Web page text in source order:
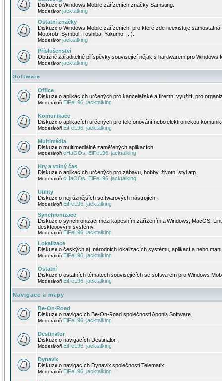
Diskuze o Windows Mobile zařízeních značky Samsung.
Moderátorjacktalking
Ostatní značky
Diskuze o Windows Mobile zařízeních, pro které zde neexistuje
Motorola, Symbol, Toshiba, Yakumo, ...).
Moderátorjacktalking
Příslušenství
Obtížně zařaditelné příspěvky související nějak s hardwarem pro Windows
Moderátorjacktalking
Software
Office
Diskuze o aplikacích určených pro kancelářské a firemní využití, pro
Moderátoři EiFeL96 jacktalking
Komunikace
Diskuze o aplikacích určených pro telefonování nebo elektronickou
Moderátoři EiFeL96 jacktalking
Multimédia
Diskuze o multimediálně zaměřených aplikacích.
Moderátoři cHaOOs EiFeL96 jacktalking
Hry a volný čas
Diskuze o aplikacích určených pro zábavu, hobby, životní styl atp.
Moderátoři cHaOOs EiFeL96 jacktalking
Utility
Diskuze o nejrůznějších softwarových nástrojích.
Moderátoři EiFeL96 jacktalking
Synchronizace
Diskuze o synchronizaci mezi kapesním zařízením a Windows, MacOS,
desktopovými systémy.
Moderátoři EiFeL96 jacktalking
Lokalizace
Diskuse o českých aj. národních lokalizacích systému, aplikací a nebo
Moderátoři EiFeL96 jacktalking
Ostatní
Diskuze o ostatních tématech souvisejících se softwarem pro Windows
Moderátoři EiFeL96 jacktalking
Navigace a mapy
Be-On-Road
Diskuze o navigacích Be-On-Road společnosti Aponia Software.
Moderátoři EiFeL96 jacktalking
Destinator
Diskuze o navigacích Destinator.
Moderátoři EiFeL96 jacktalking
Dynavix
Diskuze o navigacích Dynavix společnosti Telematix.
Moderátoři EiFeL96 jacktalking